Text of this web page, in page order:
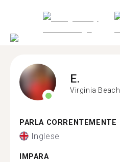
E.
Virginia Beach
PARLA CORRENTEMENTE
Inglese
IMPARA